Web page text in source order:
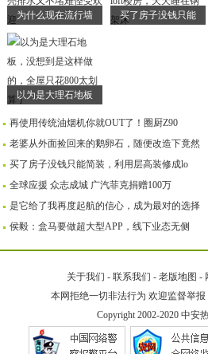
为什么现在流行墙 买了房子没钱只能
以为是大理石地板
再使用传统油烟机你就OUT了！圈厨Z90
老婆从外面捡回来的鹅卵石，随便改造下竟然
买了房子没钱只能简装，利用层高装修成lo
全球应援 众志成城 广汽菲克捐赠100万
是它给了我再度起航的信心，成为最对的选择
侯毅：盒马要做超大型APP，线下业态无侧
关于我们 - 联系我们 - 老版地图 -
本网拒绝一切非法行为 欢迎监督举
Copyright 2002-2020 中安